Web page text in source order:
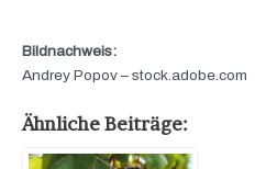
Bildnachweis:
Andrey Popov – stock.adobe.com
Ähnliche Beiträge: